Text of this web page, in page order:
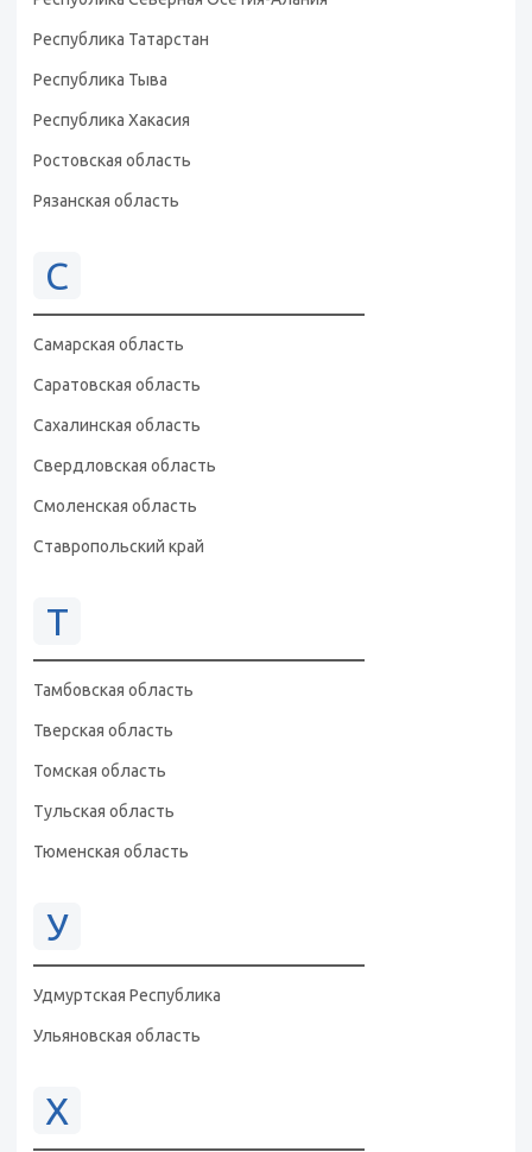
Республика Татарстан
Республика Тыва
Республика Хакасия
Ростовская область
Рязанская область
С
Самарская область
Саратовская область
Сахалинская область
Свердловская область
Смоленская область
Ставропольский край
Т
Тамбовская область
Тверская область
Томская область
Тульская область
Тюменская область
У
Удмуртская Республика
Ульяновская область
Х